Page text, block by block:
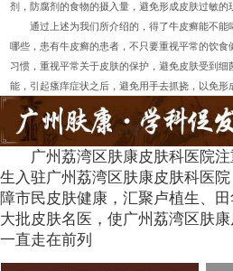
剂，防腐剂的食物的摄入量，避免形成皮肤过敏的
通过上述为我们所介绍的，得了牛皮癣能不能
哪些，患有牛皮癣的患者，不只要重视平常的饮
习惯，重视平常关于皮肤的保护，避免皮肤受到
能，引起瘙痒症状之后，避免用手去抓挠，以免形
广州荔湾区肤康皮肤科医院
生入驻广州荔湾区肤康皮肤科医
障市民皮肤健康，汇聚卢植生、
大批皮肤名医，使广州荔湾区肤
一直走在前列